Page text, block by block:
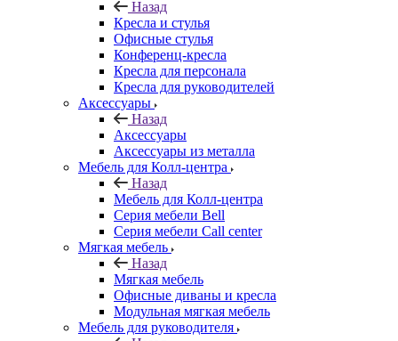
Назад
Кресла и стулья
Офисные стулья
Конференц-кресла
Кресла для персонала
Кресла для руководителей
Аксессуары
Назад
Аксессуары
Аксессуары из металла
Мебель для Колл-центра
Назад
Мебель для Колл-центра
Серия мебели Bell
Серия мебели Call center
Мягкая мебель
Назад
Мягкая мебель
Офисные диваны и кресла
Модульная мягкая мебель
Мебель для руководителя